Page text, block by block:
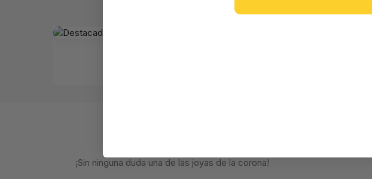
¡Sin ninguna duda una de las joyas de la corona!